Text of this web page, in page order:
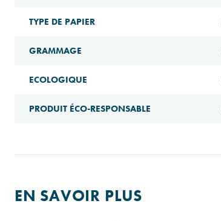
TYPE DE PAPIER
GRAMMAGE
ECOLOGIQUE
PRODUIT ÉCO-RESPONSABLE
EN SAVOIR PLUS